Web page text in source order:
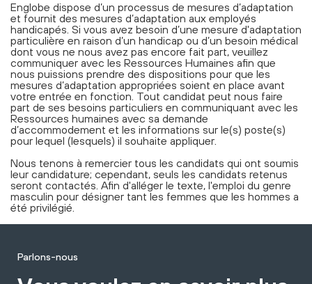
Englobe dispose d’un processus de mesures d’adaptation
et fournit des mesures d’adaptation aux employés
handicapés. Si vous avez besoin d’une mesure d'adaptation
particulière en raison d’un handicap ou d’un besoin médical
dont vous ne nous avez pas encore fait part, veuillez
communiquer avec les Ressources Humaines afin que
nous puissions prendre des dispositions pour que les
mesures d’adaptation appropriées soient en place avant
votre entrée en fonction. Tout candidat peut nous faire
part de ses besoins particuliers en communiquant avec les
Ressources humaines avec sa demande
d’accommodement et les informations sur le(s) poste(s)
pour lequel (lesquels) il souhaite appliquer.
Nous tenons à remercier tous les candidats qui ont soumis
leur candidature; cependant, seuls les candidats retenus
seront contactés. Afin d'alléger le texte, l'emploi du genre
masculin pour désigner tant les femmes que les hommes a
été privilégié.
Parlons-nous